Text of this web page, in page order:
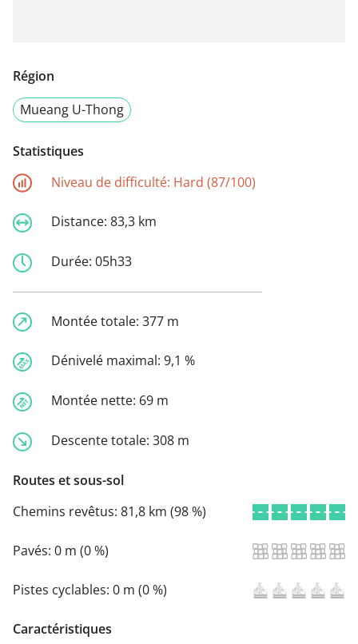
Région
Mueang U-Thong
Statistiques
Niveau de difficulté: Hard (87/100)
Distance: 83,3 km
Durée: 05h33
Montée totale: 377 m
Dénivelé maximal: 9,1 %
Montée nette: 69 m
Descente totale: 308 m
Routes et sous-sol
Chemins revêtus: 81,8 km (98 %)
Pavés: 0 m (0 %)
Pistes cyclables: 0 m (0 %)
Caractéristiques